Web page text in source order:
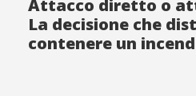
Attacco diretto o
La decisione che
contenere un